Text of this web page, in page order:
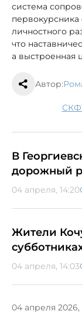
система
первокурсника
личностного
что
а выстроенная
Автор:
В
дорожный
04 апреля, 14:20
Жители
04 апреля, 14:03
04 апреля 2026,